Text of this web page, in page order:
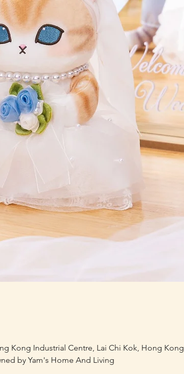
Kong Industrial Centre, Lai Chi Kok, Hong Kong
by Yam's Home And Living